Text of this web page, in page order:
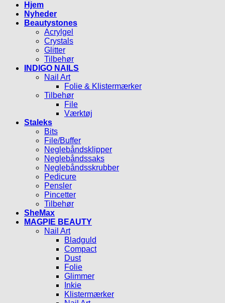
Hjem
Nyheder
Beautystones
Acrylgel
Crystals
Glitter
Tilbehør
INDIGO NAILS
Nail Art
Folie & Klistermærker
Tilbehør
File
Værktøj
Staleks
Bits
File/Buffer
Neglebåndsklipper
Neglebåndssaks
Neglebåndsskrubber
Pedicure
Pensler
Pincetter
Tilbehør
SheMax
MAGPIE BEAUTY
Nail Art
Bladguld
Compact
Dust
Folie
Glimmer
Inkie
Klistermærker